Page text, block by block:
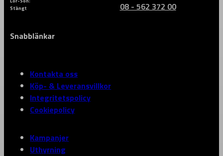
Stängt
08 - 562 372 00
Snabblänkar
Kontakta oss
Köp- & Leveransvillkor
Integritetspolicy
Cookiepolicy
Kampanjer
Uthyrning